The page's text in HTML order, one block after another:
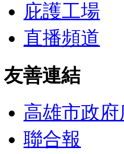
庇護工場
直播頻道
友善連結
高雄市政
聯合報